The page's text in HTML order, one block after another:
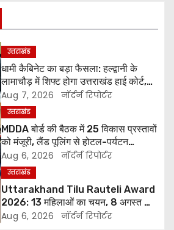
उत्तराखंड
धामी कैबिनेट का बड़ा फैसला: हल्द्वानी के
लामाचौड़ में शिफ्ट होगा उत्तराखंड हाई कोर्ट,
अन्य महत्वपूर्ण फैसले
Aug 7, 2026 नॉर्दर्न रिपोर्टर
उत्तराखंड
MDDA बोर्ड की बैठक में 25 विकास प्रस्तावों
को मंजूरी, लैंड पूलिंग से होटल-पर्यटन
परियोजनाओं को मिलेगी रफ्तार
Aug 6, 2026 नॉर्दर्न रिपोर्टर
उत्तराखंड
Uttarakhand Tilu Rauteli Award
2026: 13 महिलाओं का चयन, 8 अगस्त को
सीएम धामी करेंगे सम्मानित
Aug 6, 2026 नॉर्दर्न रिपोर्टर